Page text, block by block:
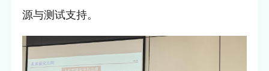
源与测试支持。